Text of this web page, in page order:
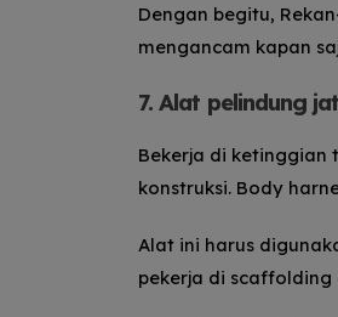
Dengan begitu,
mengancam kapan
7. Alat pelindung
Bekerja di ketinggian
konstruksi. Body
Alat ini harus
pekerja di